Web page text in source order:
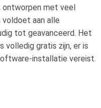
ontworpen met veel
aan alle
tot geavanceerd. Het
volledig gratis zijn, er is
installatie vereist.